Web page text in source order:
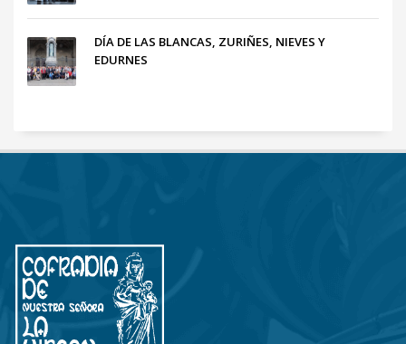
DÍA DE LAS BLANCAS, ZURIÑES, NIEVES Y
EDURNES